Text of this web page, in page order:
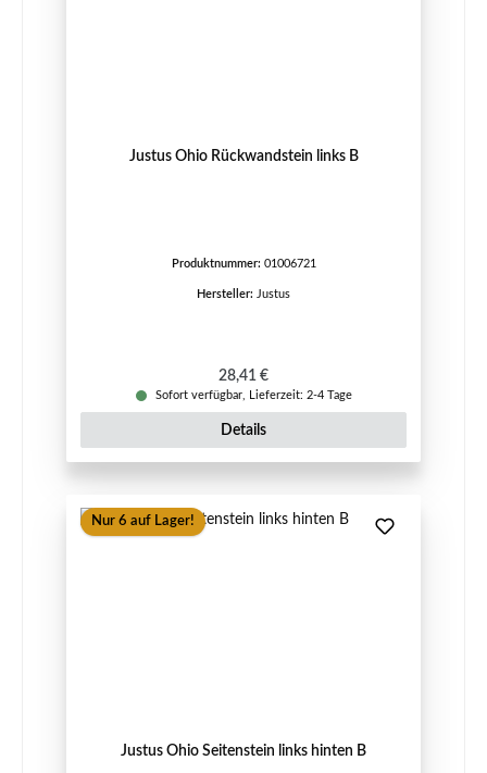
Justus Ohio Rückwandstein links B
Produktnummer: 01006721
Hersteller: Justus
Regulärer Preis:
28,41 €
Sofort verfügbar, Lieferzeit: 2-4 Tage
Details
Nur 6 auf Lager!
Justus Ohio Seitenstein links hinten B